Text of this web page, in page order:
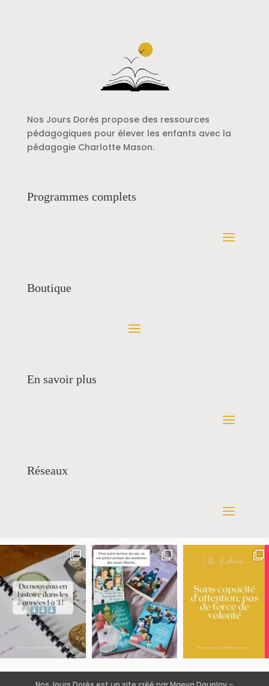
Nos Jours Dorés propose des ressources
pédagogiques pour élever les enfants avec la
pédagogie Charlotte Mason.
Programmes complets
Boutique
En savoir plus
Réseaux